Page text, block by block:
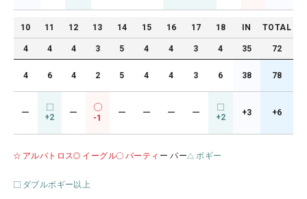
10 11 12 13 14 15 16 17 18 IN TOTAL
4 4 4 3 5 4 4 3 4 35 72
4 6 4 2 5 4 4 3 6 38 78
ー +2 ー
-1
ー ー ー ー +2 +3 +6
アルバトロス イーグル バーティ ー パー ボギー
ダブルボギー以上